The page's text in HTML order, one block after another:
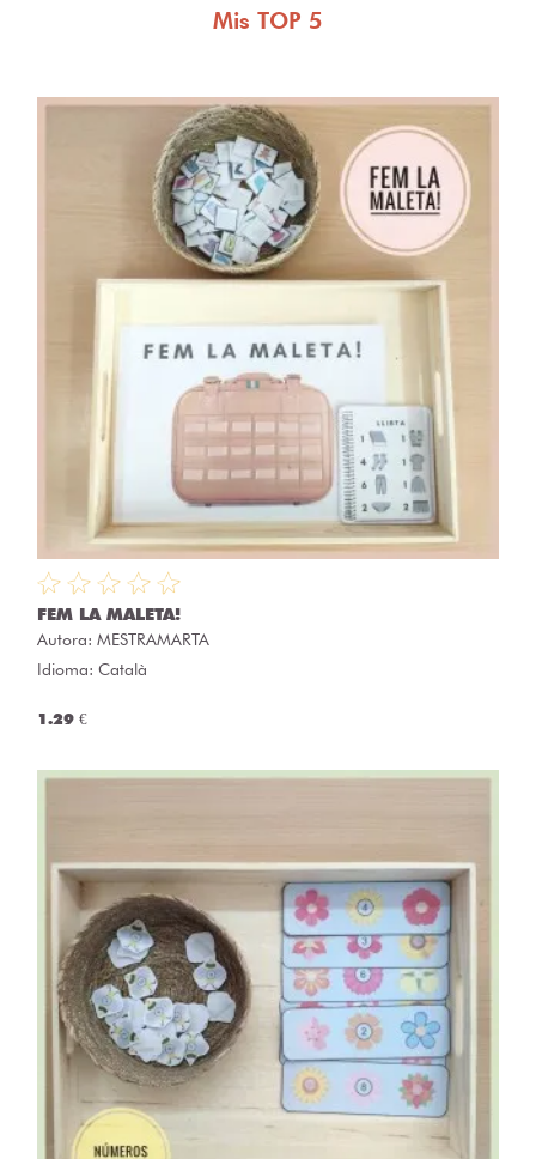
Mis TOP 5
FEM LA MALETA!
Autora: MESTRAMARTA
Idioma: Català
1.29 €